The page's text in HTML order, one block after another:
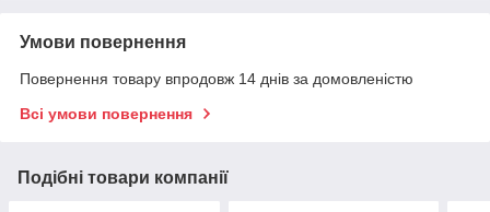
Умови повернення
Повернення товару впродовж 14 днів за домовленістю
Всі умови повернення
Подібні товари компанії